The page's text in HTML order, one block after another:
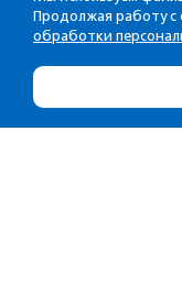
Продолжая работу с
обработки